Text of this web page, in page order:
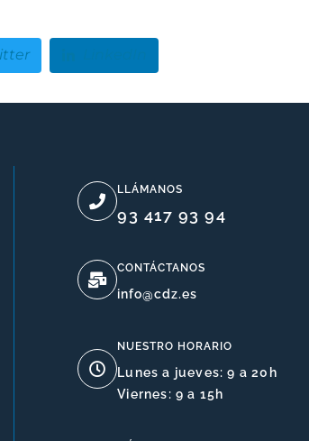
LLÁMANOS
93 417 93 94
CONTÁCTANOS
info@cdz.es
NUESTRO HORARIO
Lunes a jueves: 9 a 20h
Viernes: 9 a 15h